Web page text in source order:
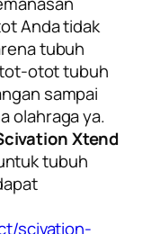
Anda tidak
tubuh
otot tubuh
sampai
olahraga ya.
Xtend
tubuh
scivation-